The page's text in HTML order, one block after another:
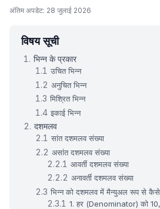
अंतिम अपडेट: 28 जुलाई 2026
विषय सूची
भिन्न के प्रकार
उचित भिन्न
अनुचित भिन्न
मिश्रित भिन्न
इकाई भिन्न
दशमलव
सांत दशमलव संख्या
असांत दशमलव संख्या
आवर्ती दशमलव संख्या
अनावर्ती दशमलव संख्या
भिन्न को दशमलव में मैन्युअल रूप से
1. हर (Denominator) को